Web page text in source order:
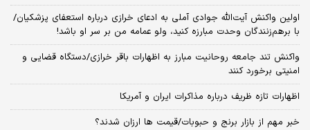
اولین واکنش آیت‌الله جوادی آملی به ادعای خرازی درباره استعفای پزشکیان/
با برهم‌زنندگان وحدت مبارزه کنید، ولو عمامه من بر سر او باشد!
واکنش تند جامعه روحانیت مبارز به اظهارات باقر خرازی/دستگاه قضایی و
امنیتی برخورد کنند
اظهارات تازه ظریف درباره مذاکرات ایران و آمریکا
خبر مهم از بازار برنج و حبوبات/قیمت ها ارزان شدند؟